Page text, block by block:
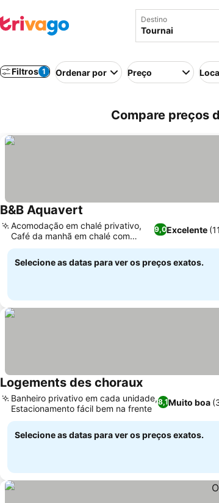
Destino
Filtros 1 Ordenar por Preço
Compare preços
B&B Aquavert
9,0Excelente
Acomodação em chalé privativo,
Café da manhã em chalé com
jardim
Selecione as datas para ver os preços exatos.
Logements des choraux
8,1Muito boa
Banheiro privativo em cada unidade,
Estacionamento fácil bem na frente
Selecione as datas para ver os preços exatos.